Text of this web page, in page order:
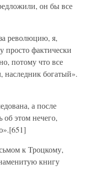
он бы все
революцию, я,
просто фактически
потому что все
наследник богатый».
а после
этом нечего,
к Троцкому,
книгу